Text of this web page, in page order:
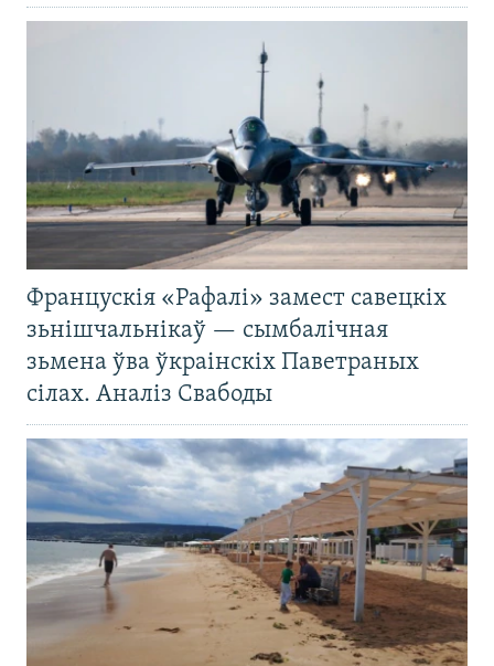
Францускія «Рафалі» замест савецкіх
зьнішчальнікаў — сымбалічная
зьмена ўва ўкраінскіх Паветраных
сілах. Аналіз Свабоды